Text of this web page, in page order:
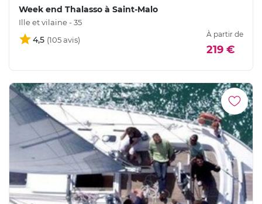
Week end Thalasso à Saint-Malo
Ille et vilaine - 35
4,5
À partir de
219 €